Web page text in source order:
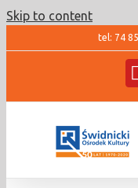
Skip to content
tel: 74